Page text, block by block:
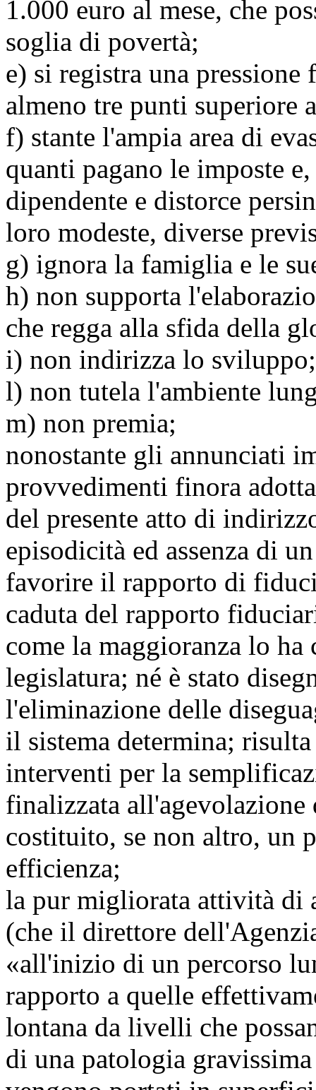
1.000 euro al mese, che
soglia di povertà;
e) si registra una
almeno tre punti superiore
f) stante l'ampia area di
quanti pagano le imposte
dipendente e distorce
loro modeste, diverse
g) ignora la famiglia e le
h) non supporta
che regga alla sfida della
i) non indirizza lo sviluppo;
l) non tutela l'ambiente
m) non premia;
nonostante gli annunciati
provvedimenti finora
del presente atto di
episodicità ed assenza di
favorire il rapporto di
caduta del rapporto
come la maggioranza lo
legislatura; né è stato
l'eliminazione delle
il sistema determina;
interventi per la
finalizzata all'agevolazione
costituito, se non altro, un
efficienza;
la pur migliorata attività di
(che il direttore
«all'inizio di un percorso
rapporto a quelle
lontana da livelli che
di una patologia